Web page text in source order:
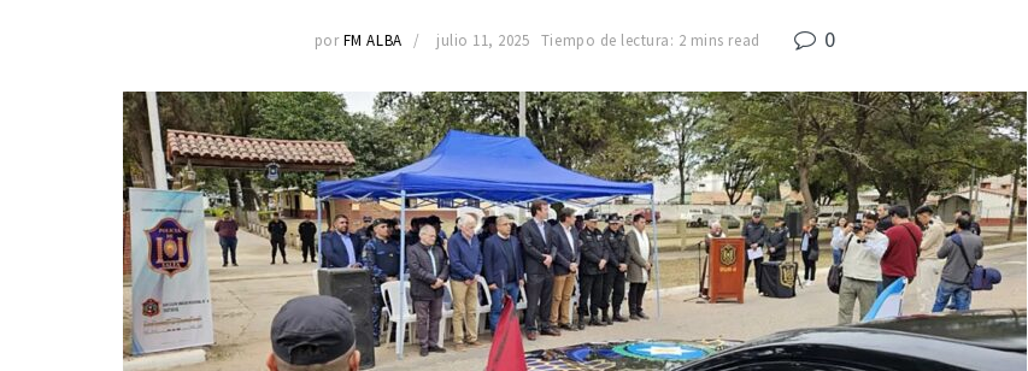
por FM ALBA julio 11, 2025 Tiempo de lectura: 2 mins read 0